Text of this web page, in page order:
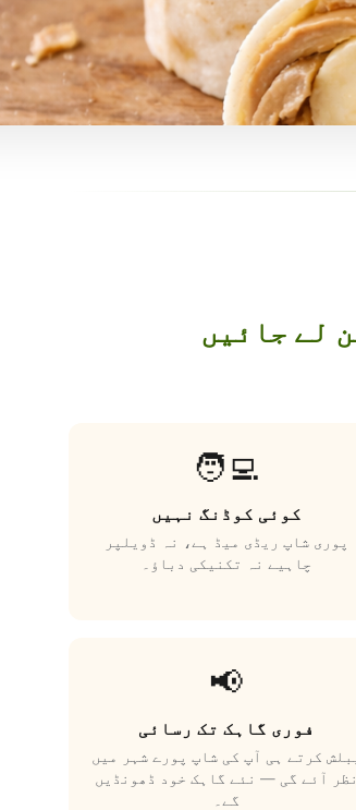
🧑‍💻
کوئی کوڈنگ نہیں
پوری شاپ ریڈی میڈ ہے، نہ ڈویلپر
چاہیے نہ تکنیکی دباؤ۔
📢
فوری گاہک تک رسائی
کرتے ہی آپ کی شاپ پورے شہر میں
نظر آئے گی — نئے گاہک خود ڈھونڈیں
گے۔